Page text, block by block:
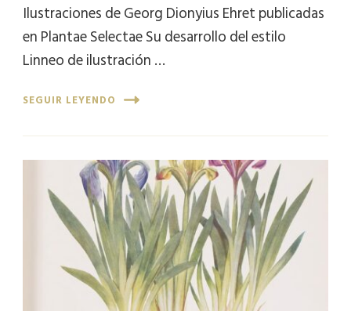
Ilustraciones de Georg Dionyius Ehret publicadas
en Plantae Selectae Su desarrollo del estilo
Linneo de ilustración …
SEGUIR LEYENDO